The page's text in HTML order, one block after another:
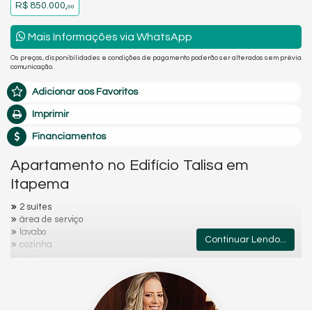
R$ 850.000,00
Mais Informações via WhatsApp
Os preços, disponibilidades e condições de pagamento poderão ser alterados sem prévia
comunicação.
Adicionar aos Favoritos
Imprimir
Financiamentos
Apartamento no Edifício Talisa em
Itapema
2 suítes
área de serviço
lavabo
cozinha
sala
sacada com churrasqueira vista mar
entrega agora em outubro
Continuar Lendo...